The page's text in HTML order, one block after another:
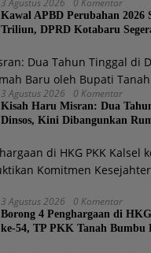
3 Agustus 2026 0 Komentar
Kawal APBD Perubahan 2026
Triliun, DPRD Kotabaru
3 Agustus 2026 0 Komentar
Kisah Haru Misran: Dua
Dinsos, Kini Dibangunkan
3 Agustus 2026 0 Komentar
Borong 4 Penghargaan di
ke-54, TP PKK Tanah Bumbu